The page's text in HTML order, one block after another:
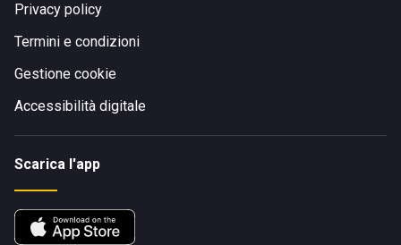
Privacy policy
Termini e condizioni
Gestione cookie
Accessibilità digitale
Scarica l'app